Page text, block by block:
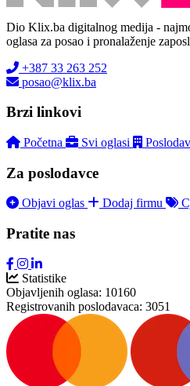
Dio Klix.ba digitalnog medija -
oglasa za posao i pronalaženje
+387 33 263 252
posao@klix.ba
Brzi linkovi
Početna Svi oglasi
Za poslodavce
Objavi oglas Dodaj firmu
Pratite nas
Statistike
Objavljenih oglasa: 10160
Registrovanih poslodavaca: 3051